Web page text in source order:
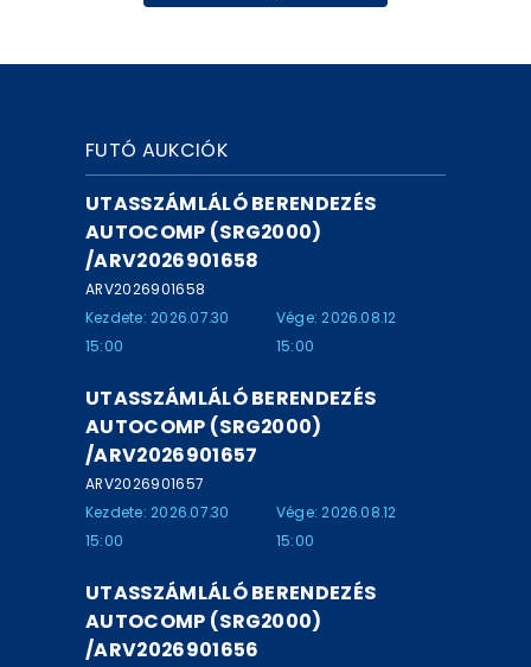
FUTÓ AUKCIÓK
UTASSZÁMLÁLÓ BERENDEZÉS
AUTOCOMP (SRG2000)
/ARV2026901658
ARV2026901658
Kezdete: 2026.07.30
15:00
Vége: 2026.08.12
15:00
UTASSZÁMLÁLÓ BERENDEZÉS
AUTOCOMP (SRG2000)
/ARV2026901657
ARV2026901657
Kezdete: 2026.07.30
15:00
Vége: 2026.08.12
15:00
UTASSZÁMLÁLÓ BERENDEZÉS
AUTOCOMP (SRG2000)
/ARV2026901656